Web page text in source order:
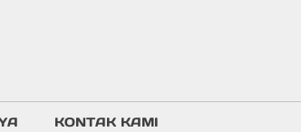
KONTAK KAMI